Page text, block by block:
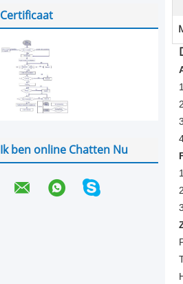
Certificaat
Ik ben online Chatten Nu